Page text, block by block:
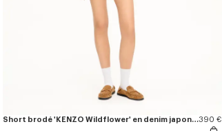
Short brodé 'KENZO Wildflower' en denim japonais390 €